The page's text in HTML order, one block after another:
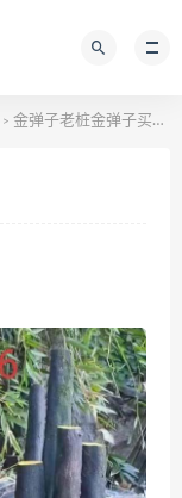
> 金弹子老桩金弹子买卖价格